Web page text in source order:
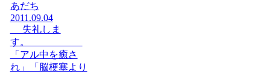
あだち
2011.09.04
失礼しま
す。
「アル中を癒さ
れ」「脳梗塞より